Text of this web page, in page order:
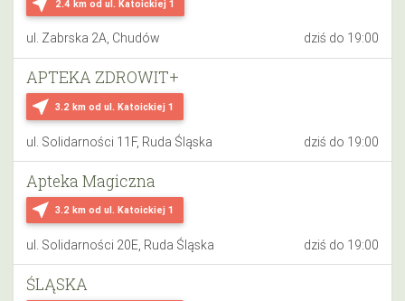
2.4 km od ul. Katoickiej 1
ul. Zabrska 2A, Chudów dziś do 19:00
near_me 3.2 km od ul. Katoickiej 1
APTEKA ZDROWIT+
ul. Solidarności 11F, Ruda Śląska dziś do 19:00
near_me 3.2 km od ul. Katoickiej 1
Apteka Magiczna
ul. Solidarności 20E, Ruda Śląska dziś do 19:00
ŚLĄSKA